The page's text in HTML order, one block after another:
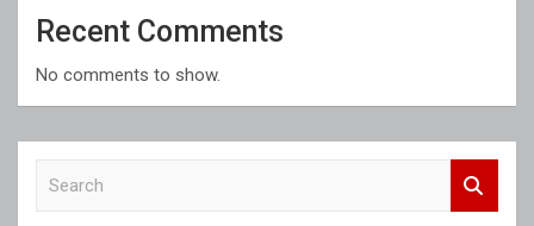
Recent Comments
No comments to show.